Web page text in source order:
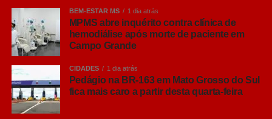
movimentações suspeitas ou ilícitos.
Leia Também: PMA de São Gabriel
do Oeste captura jararaca
peçonhenta dentro de máquina de
lavar em Centro de Educação Infantil
na cidade Rio Verde
BEM-ESTAR MS 1 dia atrás
MPMS abre inquérito contra clínica de
hemodiálise após morte de paciente em
Campo Grande
CIDADES 1 dia atrás
Pedágio na BR-163 em Mato Grosso do Sul
fica mais caro a partir desta quarta-feira